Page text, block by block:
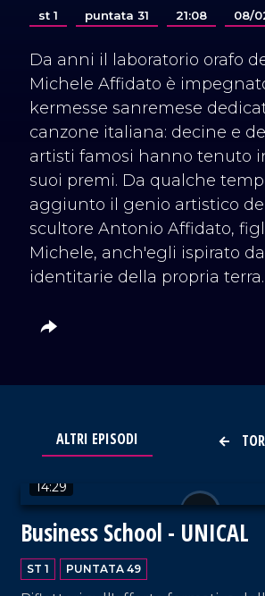
st 1 puntata 31 21:08 08/
Da anni il laboratorio orafo
Michele Affidato è
kermesse sanremese
canzone italiana: decine e
artisti famosi hanno tenuto
suoi premi. Da qualche
aggiunto il genio artistico
scultore Antonio Affidato,
Michele, anch'egli ispirato
identitarie della propria terra.
ALTRI EPISODI
14:29
Business School - UNICAL
ST 1 PUNTATA 49